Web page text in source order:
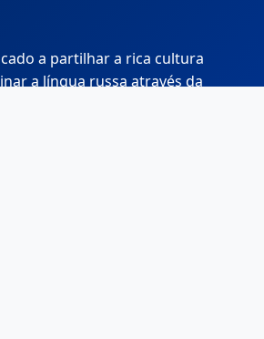
a partilhar a rica cultura
a língua russa através da